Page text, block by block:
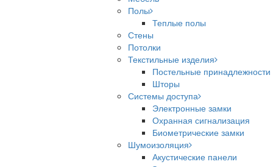
Полы
Теплые полы
Стены
Потолки
Текстильные изделия
Постельные принадлежности
Шторы
Системы доступа
Электронные замки
Охранная сигнализация
Биометрические замки
Шумоизоляция
Акустические панели